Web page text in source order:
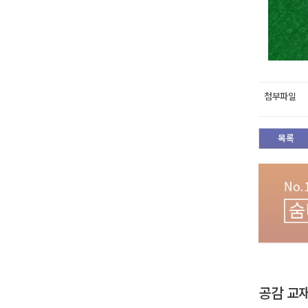
첨부파일
목록
공감 교